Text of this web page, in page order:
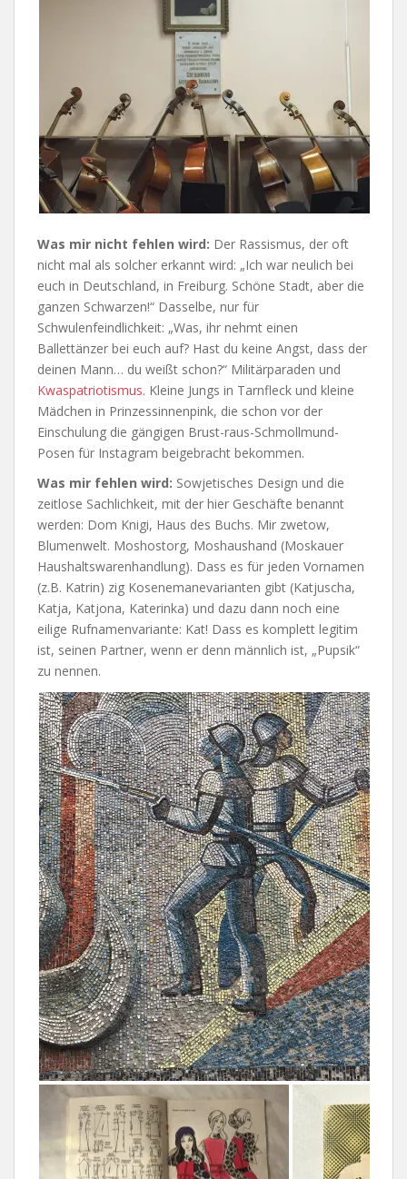
Was mir nicht fehlen wird: Der Rassismus, der oft
nicht mal als solcher erkannt wird: „Ich war neulich bei
euch in Deutschland, in Freiburg. Schöne Stadt, aber die
ganzen Schwarzen!“ Dasselbe, nur für
Schwulenfeindlichkeit: „Was, ihr nehmt einen
Ballettänzer bei euch auf? Hast du keine Angst, dass der
deinen Mann… du weißt schon?“ Militärparaden und
Kwaspatriotismus. Kleine Jungs in Tarnfleck und kleine
Mädchen in Prinzessinnenpink, die schon vor der
Einschulung die gängigen Brust-raus-Schmollmund-
Posen für Instagram beigebracht bekommen.
Was mir fehlen wird: Sowjetisches Design und die
zeitlose Sachlichkeit, mit der hier Geschäfte benannt
werden: Dom Knigi, Haus des Buchs. Mir zwetow,
Blumenwelt. Moshostorg, Moshaushand (Moskauer
Haushaltswarenhandlung). Dass es für jeden Vornamen
(z.B. Katrin) zig Kosenemanevarianten gibt (Katjuscha,
Katja, Katjona, Katerinka) und dazu dann noch eine
eilige Rufnamenvariante: Kat! Dass es komplett legitim
ist, seinen Partner, wenn er denn männlich ist, „Pupsik“
zu nennen.